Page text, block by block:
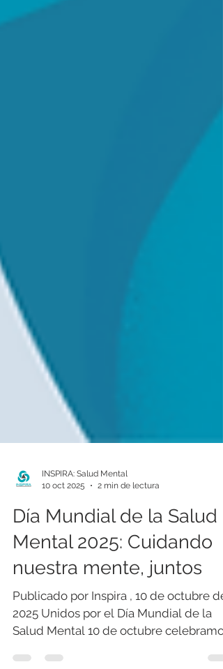
10 oct 2025
2 min de lectura
Día Mundial de la Salud
Mental 2025: Cuidando
nuestra mente, juntos
Publicado por Inspira , 10 de octubre de
2025 Unidos por el Día Mundial de la
Salud Mental 10 de octubre celebramos